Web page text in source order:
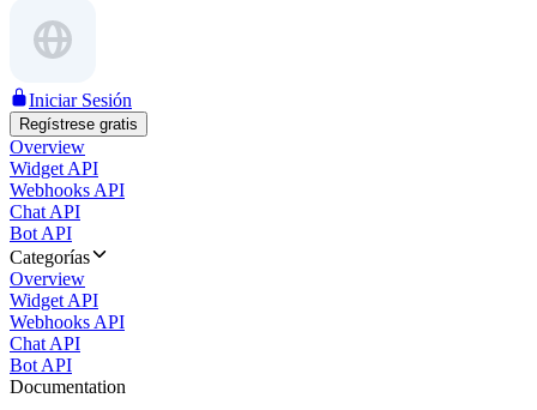
Iniciar Sesión
Regístrese gratis
Overview
Widget API
Webhooks API
Chat API
Bot API
Categorías
Overview
Widget API
Webhooks API
Chat API
Bot API
Documentation